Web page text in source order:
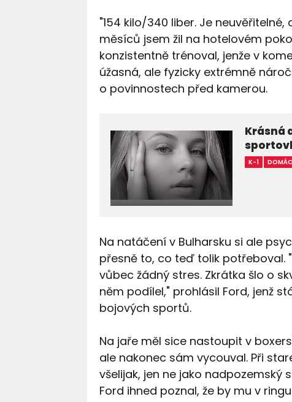
"154 kilo/340 liber. Je
měsíců jsem žil na hotelovém
konzistentně trénoval, jenže v
úžasná, ale fyzicky extrémně
o povinnostech před kamerou.
Krásná
K-1
Na natáčení v Bulharsku si ale
přesně to, co teď tolik potřeboval.
vůbec žádný stres. Zkrátka šlo o
něm podílel," prohlásil Ford, jenž
bojových sportů.
Na jaře měl sice nastoupit v
ale nakonec sám vycouval. Při
všelijak, jen ne jako nadpozemský
Ford ihned poznal, že by mu v